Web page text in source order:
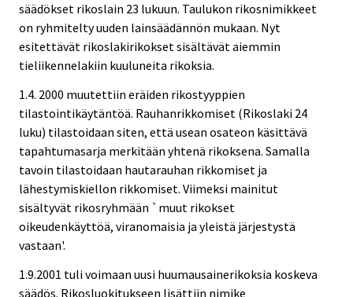
säädökset rikoslain 23 lukuun. Taulukon rikosnimikkeet
on ryhmitelty uuden lainsäädännön mukaan. Nyt
esitettävät rikoslakirikokset sisältävät aiemmin
tieliikennelakiin kuuluneita rikoksia.
1.4. 2000 muutettiin eräiden rikostyyppien
tilastointikäytäntöä. Rauhanrikkomiset (Rikoslaki 24
luku) tilastoidaan siten, että usean osateon käsittävä
tapahtumasarja merkitään yhtenä rikoksena. Samalla
tavoin tilastoidaan hautarauhan rikkomiset ja
lähestymiskiellon rikkomiset. Viimeksi mainitut
sisältyvät rikosryhmään `muut rikokset
oikeudenkäyttöä, viranomaisia ja yleistä järjestystä
vastaan'.
1.9.2001 tuli voimaan uusi huumausainerikoksia koskeva
säädös. Rikosluokitukseen lisättiin nimike